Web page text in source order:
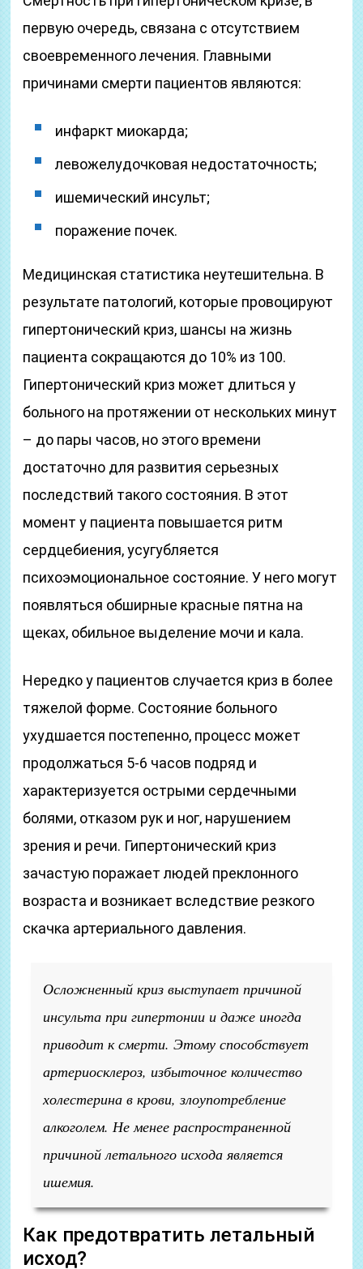
первую очередь, связана с отсутствием
своевременного лечения. Главными
причинами смерти пациентов являются:
инфаркт миокарда;
левожелудочковая недостаточность;
ишемический инсульт;
поражение почек.
Медицинская статистика неутешительна. В
результате патологий, которые провоцируют
гипертонический криз, шансы на жизнь
пациента сокращаются до 10% из 100.
Гипертонический криз может длиться у
больного на протяжении от нескольких минут
– до пары часов, но этого времени
достаточно для развития серьезных
последствий такого состояния. В этот
момент у пациента повышается ритм
сердцебиения, усугубляется
психоэмоциональное состояние. У него могут
появляться обширные красные пятна на
щеках, обильное выделение мочи и кала.
Нередко у пациентов случается криз в более
тяжелой форме. Состояние больного
ухудшается постепенно, процесс может
продолжаться 5-6 часов подряд и
характеризуется острыми сердечными
болями, отказом рук и ног, нарушением
зрения и речи. Гипертонический криз
зачастую поражает людей преклонного
возраста и возникает вследствие резкого
скачка артериального давления.
Осложненный криз выступает причиной
инсульта при гипертонии и даже иногда
приводит к смерти. Этому способствует
артериосклероз, избыточное количество
холестерина в крови, злоупотребление
алкоголем. Не менее распространенной
причиной летального исхода является
ишемия.
Как предотвратить летальный
исход?